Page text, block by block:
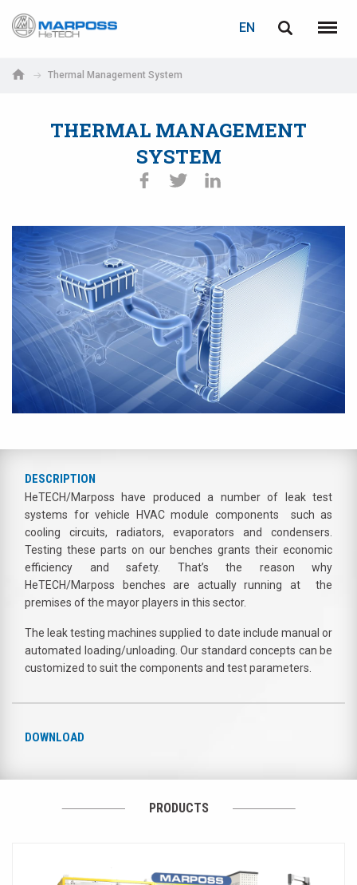
Marposs
EN
Menu
Thermal Management System
THERMAL MANAGEMENT
SYSTEM
DESCRIPTION
HeTECH/Marposs have produced a number of leak test
systems for vehicle HVAC module components such as
cooling circuits, radiators, evaporators and condensers.
Testing these parts on our benches grants their economic
efficiency and safety. That’s the reason why
HeTECH/Marposs benches are actually running at the
premises of the mayor players in this sector.
The leak testing machines supplied to date include manual or
automated loading/unloading. Our standard concepts can be
customized to suit the components and test parameters.
DOWNLOAD
PRODUCTS
Italiano
日本語 (Japanese)
中文 (Chinese)
한국어 (Korean)
LOGIN PASSWORD RECOVERY
If you are not yet registered, you may do it now: it is free!
Click here!